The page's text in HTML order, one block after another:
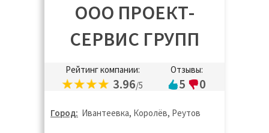
ООО ПРОЕКТ-
СЕРВИС ГРУПП
Рейтинг компании:
3.96/5
Отзывы:
5 0
Город: Ивантеевка, Королёв, Реутов